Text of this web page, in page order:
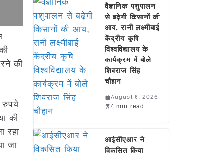
की
रुपये
की
रहा
जा
वैज्ञानिक पशुपालन
से बढ़ेगी किसानों की
आय, रानी लक्ष्मीबाई
केंद्रीय कृषि
विश्वविद्यालय के
कार्यक्रम में बोले
शिवराज सिंह
चौहान
August 6, 2026
4 min read
आईसीएआर ने
विकसित किया